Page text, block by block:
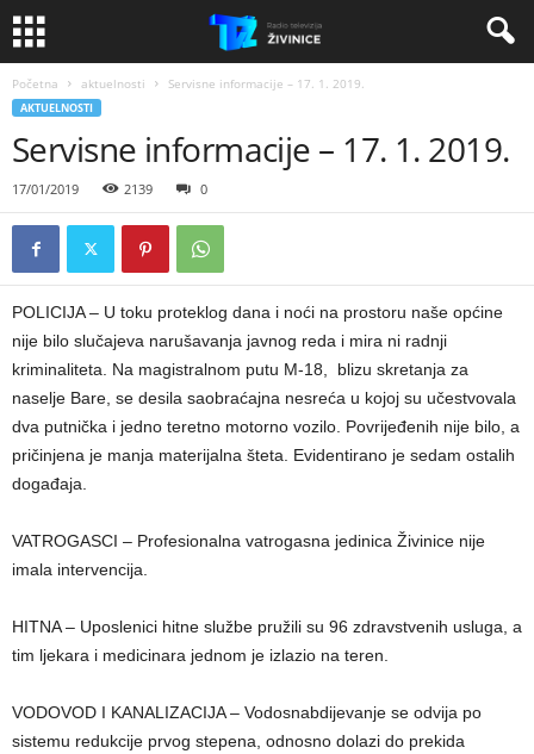
Početna aktuelnosti Servisne informacije – 17. 1. 2019.
AKTUELNOSTI
Servisne informacije – 17. 1. 2019.
17/01/2019 2139 0
POLICIJA – U toku proteklog dana i noći na prostoru naše općine
nije bilo slučajeva narušavanja javnog reda i mira ni radnji
kriminaliteta. Na magistralnom putu M-18, blizu skretanja za
naselje Bare, se desila saobraćajna nesreća u kojoj su učestvovala
dva putnička i jedno teretno motorno vozilo. Povrijeđenih nije bilo, a
pričinjena je manja materijalna šteta. Evidentirano je sedam ostalih
događaja.
VATROGASCI – Profesionalna vatrogasna jedinica Živinice nije
imala intervencija.
HITNA – Uposlenici hitne službe pružili su 96 zdravstvenih usluga, a
tim ljekara i medicinara jednom je izlazio na teren.
VODOVOD I KANALIZACIJA – Vodosnabdijevanje se odvija po
sistemu redukcije prvog stepena, odnosno dolazi do prekida